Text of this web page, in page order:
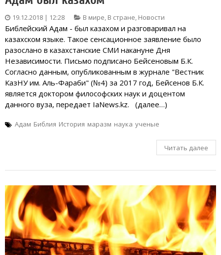
19.12.2018 | 12:28 В мире, В стране, Новости
Библейский Адам - был казахом и разговаривал на
казахском языке. Такое сенсационное заявление было
разослано в казахстанские СМИ накануне Дня
Независимости. Письмо подписано Бейсеновым Б.К.
Согласно данным, опубликованным в журнале "Вестник
КазНУ им. Аль-Фараби" (№4) за 2017 год, Бейсенов Б.К.
является доктором философских наук и доцентом
данного вуза, передает IaNews.kz. (далее…)
Адам Библия История маразм наука ученые
Читать далее